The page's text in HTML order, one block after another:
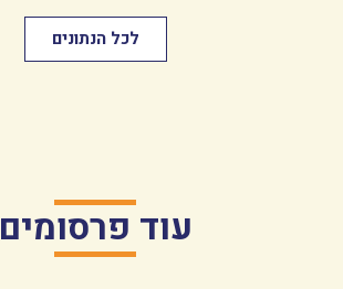
לכל הנתונים
עוד פרסומים